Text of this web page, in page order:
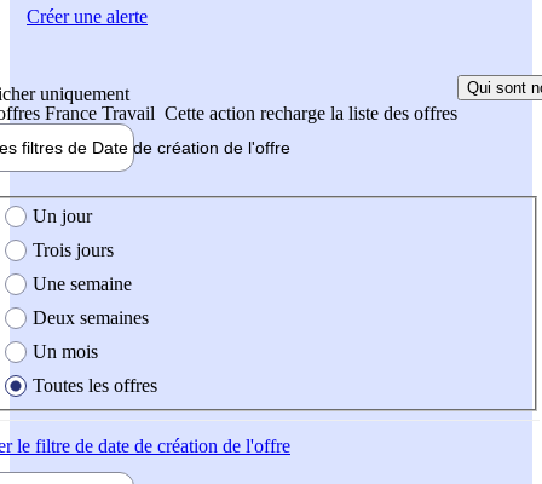
uniquement
France Travail Cette action recharge la liste des offres
Qui sont
filtres de Date de création de l'offre
création de l'offre
Un jour
Trois jours
Une semaine
Deux semaines
Un mois
Toutes les offres
le filtre de date de création de l'offre
Créer une alerte